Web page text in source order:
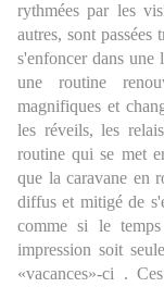
rythmées par les
autres, sont passées
s'enfoncer dans une
une routine
magnifiques et
les réveils, les
routine qui se met
que la caravane en
diffus et mitigé de
comme si le
impression soit
«vacances»-ci .